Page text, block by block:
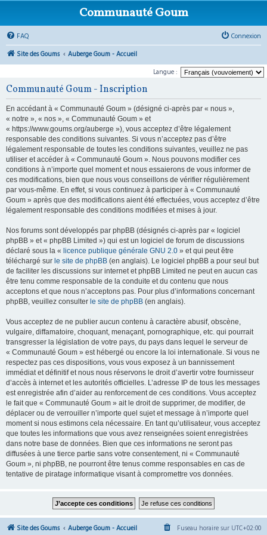
Communauté Goum
FAQ
Connexion
Site des Goums
Auberge Goum - Accueil
Langue :
Communauté Goum - Inscription
En accédant à « Communauté Goum » (désigné ci-après par « nous »,
« notre », « nos », « Communauté Goum » et
« https://www.goums.org/auberge »), vous acceptez d’être légalement
responsable des conditions suivantes. Si vous n’acceptez pas d’être
légalement responsable de toutes les conditions suivantes, veuillez ne pas
utiliser et accéder à « Communauté Goum ». Nous pouvons modifier ces
conditions à n’importe quel moment et nous essaierons de vous informer de
ces modifications, bien que nous vous conseillons de vérifier régulièrement
par vous-même. En effet, si vous continuez à participer à « Communauté
Goum » après que des modifications aient été effectuées, vous acceptez d’être
légalement responsable des conditions modifiées et mises à jour.
Nos forums sont développés par phpBB (désignés ci-après par « logiciel
phpBB » et « phpBB Limited ») qui est un logiciel de forum de discussions
déclaré sous la « licence publique générale GNU 2.0 » et qui peut être
téléchargé sur le site de phpBB (en anglais). Le logiciel phpBB a pour seul but
de faciliter les discussions sur internet et phpBB Limited ne peut en aucun cas
être tenu comme responsable de la conduite et du contenu que nous
acceptons et que nous n’acceptons pas. Pour plus d’informations concernant
phpBB, veuillez consulter le site de phpBB (en anglais).
Vous acceptez de ne publier aucun contenu à caractère abusif, obscène,
vulgaire, diffamatoire, choquant, menaçant, pornographique, etc. qui pourrait
transgresser la législation de votre pays, du pays dans lequel le serveur de
« Communauté Goum » est hébergé ou encore la loi internationale. Si vous ne
respectez pas ces dispositions, vous vous exposez à un bannissement
immédiat et définitif et nous nous réservons le droit d’avertir votre fournisseur
d’accès à internet et les autorités officielles. L’adresse IP de tous les messages
est enregistrée afin d’aider au renforcement de ces conditions. Vous acceptez
le fait que « Communauté Goum » ait le droit de supprimer, de modifier, de
déplacer ou de verrouiller n’importe quel sujet et message à n’importe quel
moment si nous estimons cela nécessaire. En tant qu’utilisateur, vous acceptez
que toutes les informations que vous avez renseignées soient enregistrées
dans notre base de données. Bien que ces informations ne seront pas
diffusées à une tierce partie sans votre consentement, ni « Communauté
Goum », ni phpBB, ne pourront être tenus comme responsables en cas de
tentative de piratage informatique visant à compromettre vos données.
Site des Goums Auberge Goum - Accueil Fuseau horaire sur UTC+02:00